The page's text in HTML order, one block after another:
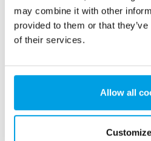
may combine it with other
provided to them or that
of their services.
Allow all
Customize
Kontakta oss